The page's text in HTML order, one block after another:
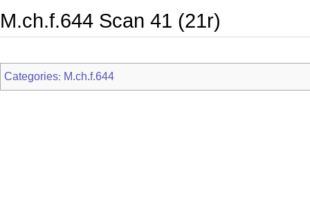
M.ch.f.644 Scan 41 (21r)
Categories: M.ch.f.644